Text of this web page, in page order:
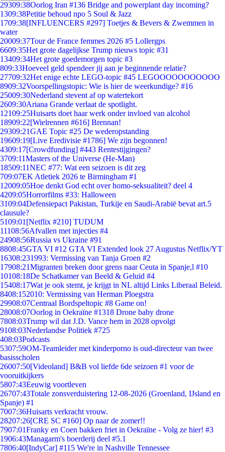
29309:38Oorlog Iran #136 Bridge and powerplant day incoming?
1309:38Petitie behoud npo 5 Soul & Jazz
1709:38[INFLUENCERS #297] Toetjes & Bevers & Zwemmen in
water
20009:37Tour de France femmes 2026 #5 Lollergps
6609:35Het grote dagelijkse Trump nieuws topic #31
13409:34Het grote goedemorgen topic #3
809:33Hoeveel geld spendeer jij aan je beginnende relatie?
27709:32Het enige echte LEGO-topic #45 LEGOOOOOOOOOOO
8909:32Voorspellingstopic: Wie is hier de weerkundige? #16
25009:30Nederland stevent af op watertekort
2609:30Ariana Grande verlaat de spotlight.
12109:25Huisarts doet haar werk onder invloed van alcohol
18909:22[Wielrennen #616] Brennan!
29309:21GAE Topic #25 De wederopstanding
19609:19[Live Eredivisie #1786] We zijn begonnen!
4309:17[Crowdfunding] #443 Rentestijgingen?
3709:11Masters of the Universe (He-Man)
18509:11NEC #77: Wat een seizoen is dit zeg
709:07EK Atletiek 2026 te Birmingham #1
12009:05Hoe denkt God echt over homo-seksualiteit? deel 4
4209:05Horrorfilms #33: Halloween
3109:04Defensiepact Pakistan, Turkije en Saudi-Arabië bevat art.5
clausule?
5109:01 [Netflix #210] TUDUM
11108:56Afvallen met injecties #4
24908:56Russia vs Ukraine #91
8808:45GTA VI #12 GTA VI Extended look 27 Augustus Netflix/YT
16308:231993: Vermissing van Tanja Groen #2
17908:21Migranten breken door grens naar Ceuta in Spanje,l #10
10108:18De Schatkamer van Beeld & Geluid #4
15408:17Wat je ook stemt, je krijgt in NL altijd Links Liberaal Beleid.
8408:152010: Vermissing van Herman Ploegstra
29908:07Centraal Bordspeltopic #8 Game on!
28008:07Oorlog in Oekraïne #1318 Drone baby drone
7808:03Trump wil dat J.D. Vance hem in 2028 opvolgt
9108:03Nederlandse Politiek #725
408:03Podcasts
5307:59OM-Teamleider met kinderporno is oud-directeur van twee
basisscholen
26007:50[Videoland] B&B vol liefde 6de seizoen #1 voor de
vooruitkijkers
5807:43Eeuwig voortleven
26707:43Totale zonsverduistering 12-08-2026 (Groenland, IJsland en
Spanje) #1
7007:36Huisarts verkracht vrouw.
28207:26[CRE SC #160] Op naar de zomer!!
7907:01Franky en Coen bakken friet in Oekraïne - Volg ze hier! #3
1906:43Managarm's boerderij deel #5.1
7806:40[IndyCar] #115 We're in Nashville Tennessee